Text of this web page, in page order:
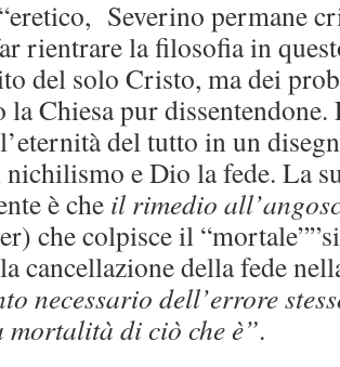
Severino permane
rientrare la filosofia in
del solo Cristo, ma dei
la Chiesa pur dissentendone.
del tutto in un
e Dio la fede. La
è che il rimedio
che colpisce il
cancellazione della fede
necessario dell’errore
mortalità di ciò che è”.